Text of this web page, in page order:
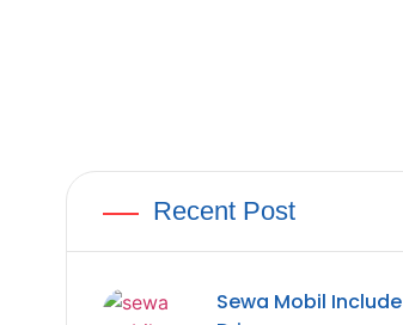
Recent Post
Sewa Mobil Include